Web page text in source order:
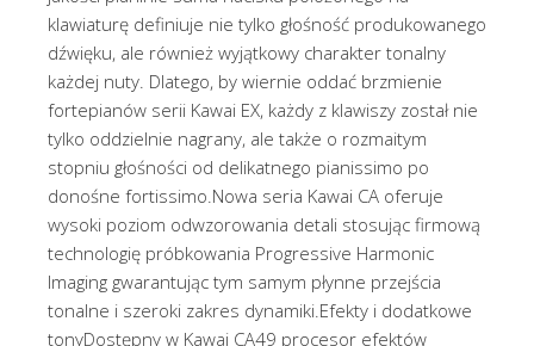
klawiaturę definiuje nie tylko głośność produkowanego
dźwięku, ale również wyjątkowy charakter tonalny
każdej nuty. Dlatego, by wiernie oddać brzmienie
fortepianów serii Kawai EX, każdy z klawiszy został nie
tylko oddzielnie nagrany, ale także o rozmaitym
stopniu głośności od delikatnego pianissimo po
donośne fortissimo.Nowa seria Kawai CA oferuje
wysoki poziom odwzorowania detali stosując firmową
technologię próbkowania Progressive Harmonic
Imaging gwarantując tym samym płynne przejścia
tonalne i szeroki zakres dynamiki.Efekty i dodatkowe
tonyDostępny w Kawai CA49 procesor efektów